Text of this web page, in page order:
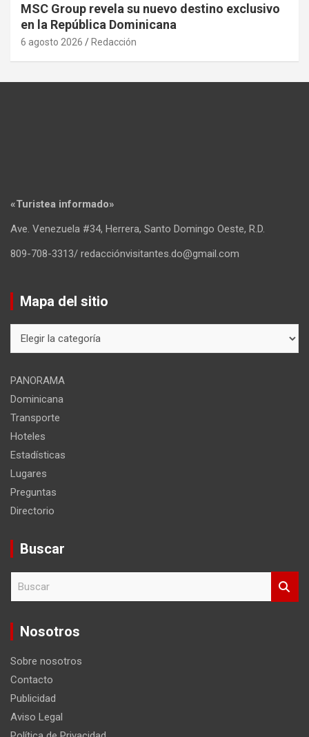
MSC Group revela su nuevo destino exclusivo
en la República Dominicana
6 agosto 2026 Redacción
«Turistea informado»
Ave. Venezuela #34, Herrera, Santo Domingo Oeste, R.D.
809-708-3313/ redacciónvisitantes.do@gmail.com
Mapa del sitio
del
PANORAMA
Dominicana
Transporte
Hoteles
Estadísticas
Lugares
Preguntas
Directorio
Buscar
c
Nosotros
Sobre nosotros
Contacto
Publicidad
Aviso Legal